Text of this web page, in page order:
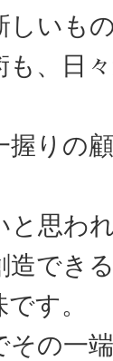
しいも
も、日
握りの
と思わ
造でき
す。
その一